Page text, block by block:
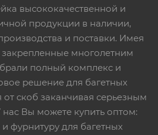
высококачественной и
продукции в наличии,
и поставки. Имея
закрепленные многолетним
полный комплекс и
решение для багетных
от скоб заканчивая серьезным
Вы можете купить оптом:
фурнитуру для багетных